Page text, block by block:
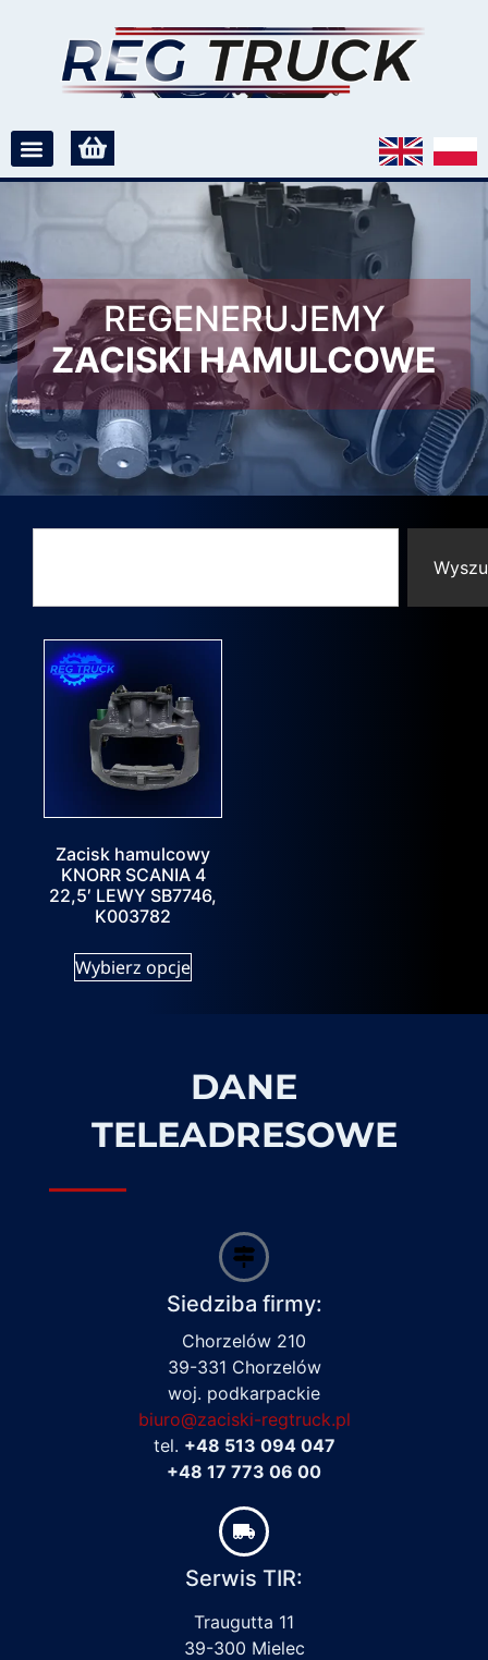
REGENERUJEMY
ZACISKI HAMULCOWE
Zacisk hamulcowy
KNORR SCANIA 4
22,5′ LEWY SB7746,
K003782
Wybierz opcje
DANE
TELEADRESOWE
Siedziba firmy:
Chorzelów 210
39-331 Chorzelów
woj. podkarpackie
biuro@zaciski-regtruck.pl
tel. +48 513 094 047
+48 17 773 06 00
Serwis TIR:
Traugutta 11
39-300 Mielec